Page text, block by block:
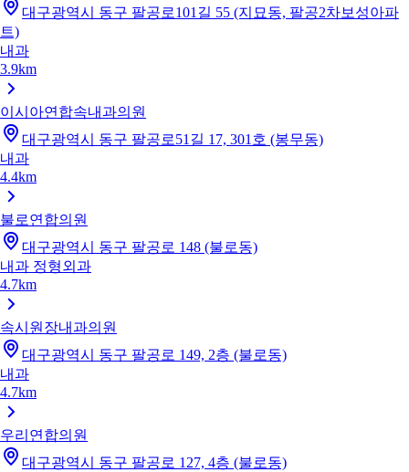
대구광역시 동구 팔공로101길 55 (지묘동, 팔공2차보성아파
트)
내과
3.9km
이시아연합속내과의원
대구광역시 동구 팔공로51길 17, 301호 (봉무동)
내과
4.4km
불로연합의원
대구광역시 동구 팔공로 148 (불로동)
내과 정형외과
4.7km
속시원장내과의원
대구광역시 동구 팔공로 149, 2층 (불로동)
내과
4.7km
우리연합의원
대구광역시 동구 팔공로 127, 4층 (불로동)